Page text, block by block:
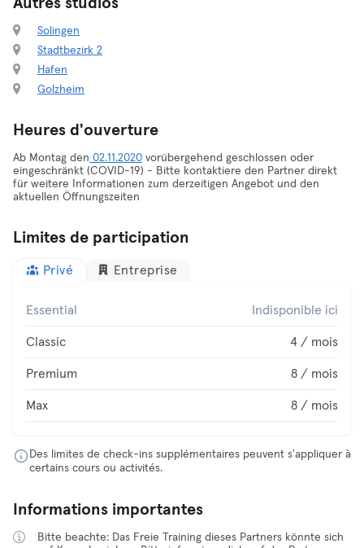
Autres studios
Solingen
Stadtbezirk 2
Hafen
Golzheim
Heures d'ouverture
Ab Montag den 02.11.2020 vorübergehend geschlossen oder
eingeschränkt (COVID-19) - Bitte kontaktiere den Partner direkt
für weitere Informationen zum derzeitigen Angebot und den
aktuellen Öffnungszeiten
Limites de participation
Privé Entreprise
Essential Indisponible ici
Classic 4 / mois
Premium 8 / mois
Max 8 / mois
Des limites de check-ins supplémentaires peuvent s'appliquer à
certains cours ou activités.
Informations importantes
Bitte beachte: Das Freie Training dieses Partners könnte sich